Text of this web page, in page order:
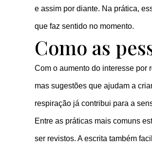
e assim por diante. Na prática,
que faz sentido no momento.
Como as
Com o aumento do interesse por
mas sugestões que ajudam a
respiração já contribui para a
Entre as práticas mais comuns
ser revistos. A escrita também